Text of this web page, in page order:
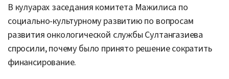
В кулуарах заседания комитета Мажилиса по
социально-культурному развитию по вопросам
развития онкологической службы Султангазиева
спросили, почему было принято решение сократить
финансирование.